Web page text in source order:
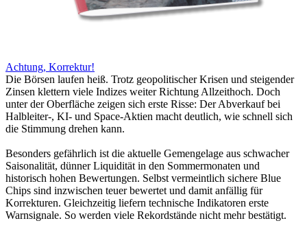
Achtung, Korrektur!
Die Börsen laufen heiß. Trotz geopolitischer Krisen und steigender
Zinsen klettern viele Indizes weiter Richtung Allzeithoch. Doch
unter der Oberfläche zeigen sich erste Risse: Der Abverkauf bei
Halbleiter-, KI- und Space-Aktien macht deutlich, wie schnell sich
die Stimmung drehen kann.
Besonders gefährlich ist die aktuelle Gemengelage aus schwacher
Saisonalität, dünner Liquidität in den Sommermonaten und
historisch hohen Bewertungen. Selbst vermeintlich sichere Blue
Chips sind inzwischen teuer bewertet und damit anfällig für
Korrekturen. Gleichzeitig liefern technische Indikatoren erste
Warnsignale. So werden viele Rekordstände nicht mehr bestätigt.